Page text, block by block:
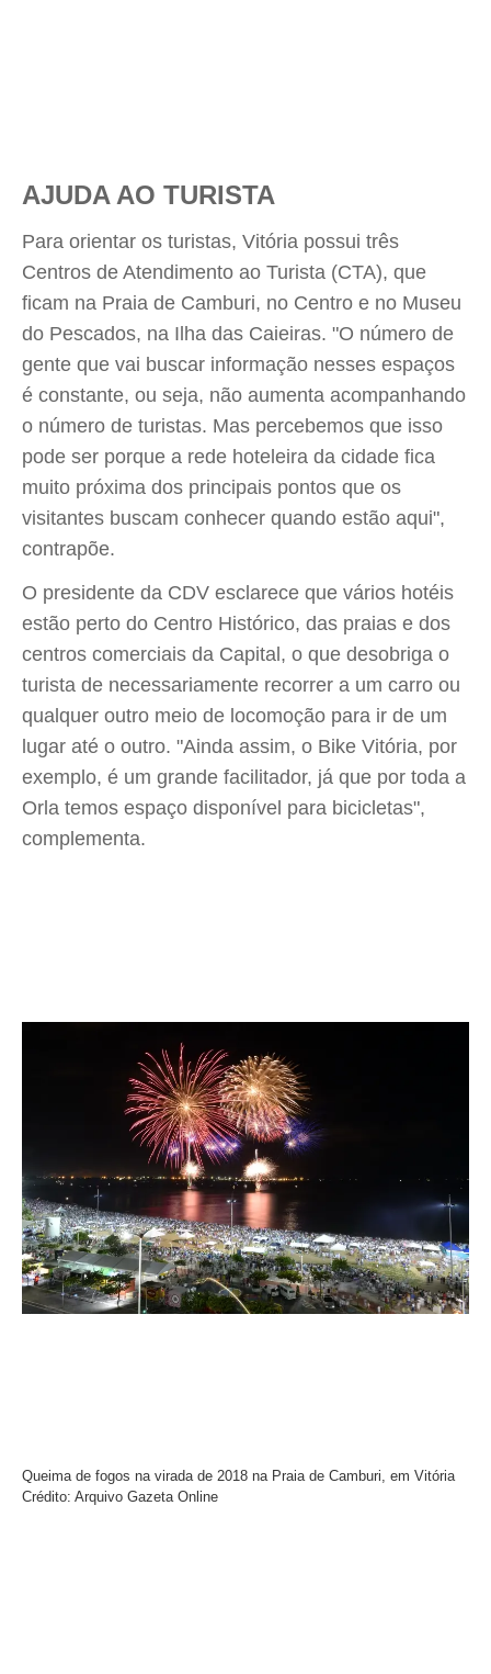
AJUDA AO TURISTA
Para orientar os turistas, Vitória possui três
Centros de Atendimento ao Turista (CTA), que
ficam na Praia de Camburi, no Centro e no Museu
do Pescados, na Ilha das Caieiras. "O número de
gente que vai buscar informação nesses espaços
é constante, ou seja, não aumenta acompanhando
o número de turistas. Mas percebemos que isso
pode ser porque a rede hoteleira da cidade fica
muito próxima dos principais pontos que os
visitantes buscam conhecer quando estão aqui",
contrapõe.
O presidente da CDV esclarece que vários hotéis
estão perto do Centro Histórico, das praias e dos
centros comerciais da Capital, o que desobriga o
turista de necessariamente recorrer a um carro ou
qualquer outro meio de locomoção para ir de um
lugar até o outro. "Ainda assim, o Bike Vitória, por
exemplo, é um grande facilitador, já que por toda a
Orla temos espaço disponível para bicicletas",
complementa.
Queima de fogos na virada de 2018 na Praia de Camburi, em Vitória
Crédito: Arquivo Gazeta Online